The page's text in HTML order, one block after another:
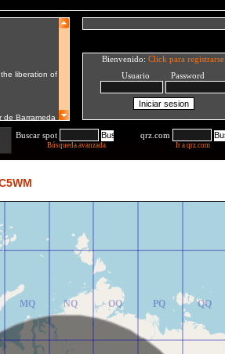
Bienvenido: Click para registrarse
Usuario Password
Buscar spot
Búsqueda avanzada
qrz.com
Ir a qrz.com
MQ
MR
NQ
NR
OQ
OR
PQ
PR
QQ
QR